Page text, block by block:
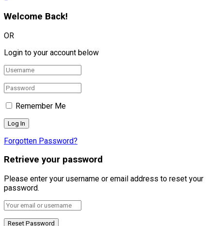
Welcome Back!
OR
Login to your account below
Remember Me
Forgotten Password?
Retrieve your password
Please enter your username or email address to reset your
password.